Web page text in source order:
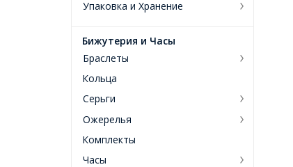
Упаковка и Хранение
Бижутерия и Часы
Браслеты
Кольца
Серьги
Ожерелья
Комплекты
Часы